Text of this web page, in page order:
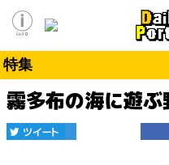
特集
霧多布の海に遊